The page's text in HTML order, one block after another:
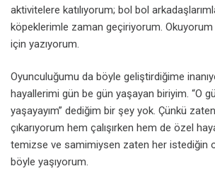
aktivitelere katılıyorum; bol bol
köpeklerimle zaman geçiriyorum.
için yazıyorum.
Oyunculuğumu da böyle geliştirdiğime
hayallerimi gün be gün yaşayan biriyim. “O
yaşayayım” dediğim bir şey yok. Çünkü
çıkarıyorum hem çalışırken hem de özel
temizse ve samimiysen zaten her istediğin
böyle yaşıyorum.